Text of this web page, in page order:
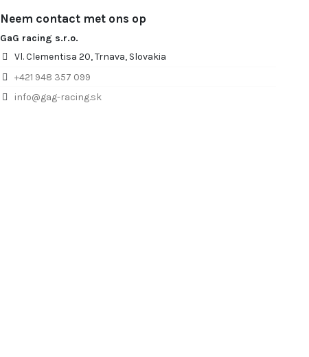
Neem contact met ons op
GaG racing s.r.o.
Vl. Clementisa 20, Trnava, Slovakia
+421 948 357 099
info@gag-racing.sk